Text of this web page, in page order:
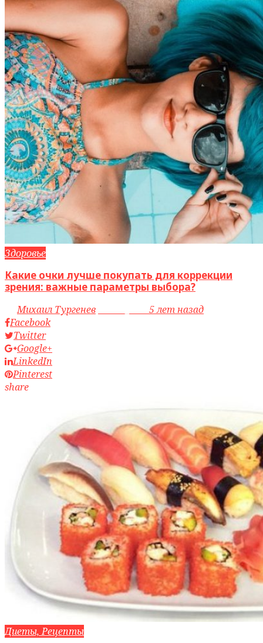
Здоровье
Какие очки лучше покупать для коррекции
зрения: важные параметры выбора?
byМихаил Тургенев
5 лет назад
Facebook
Twitter
Google+
LinkedIn
Pinterest
share
Диеты, Рецепты